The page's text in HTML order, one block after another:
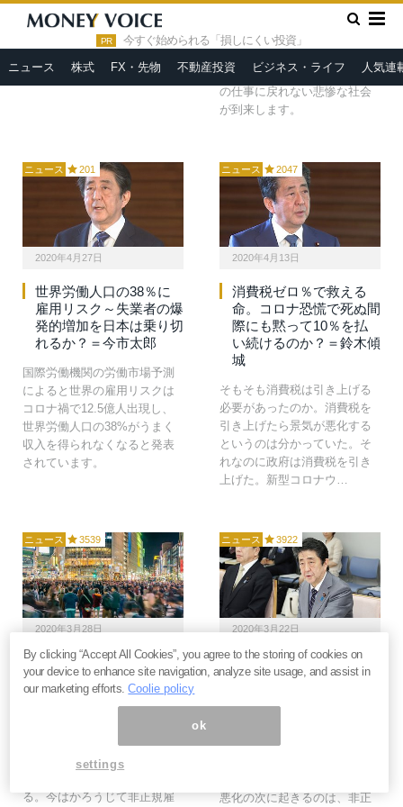
PR 今すぐ始められる「損しにくい投資」
ニュース 株式 FX・先物 不動産投資 ビジネス・ライフ 人気連
HOME » リストラ
であっても、3年後には転職し
てどこの馬の骨とも分からな
ないのが今の時代だ。
このコロナ禍で飲食・物販な
ど様々なサービス業の約半数
ば、実に労働者の3割以上が元
の仕事に戻れない悲惨な社会
が到来します。
ニュース 201
2020年4月27日
世界労働人口の38％に
雇用リスク～失業者の爆
発的増加を日本は乗り切
れるか？＝今市太郎
国際労働機関の労働市場予測
によると世界の雇用リスクは
コロナ禍で12.5億人出現し、
世界労働人口の38%がうまく
収入を得られなくなると発表
されています。
ニュース 2047
2020年4月13日
消費税ゼロ％で救える
命。コロナ恐慌で死ぬ間
際にも黙って10％を払
い続けるのか？＝鈴木傾
城
そもそも消費税は引き上げる
必要があったのか。消費税を
引き上げたら景気が悪化する
というのは分かっていた。そ
れなのに政府は消費税を引き
上げた。新型コロナウ…
ニュース 3539
2020年3月28日
コロナ倒産急増の被害者
は若者たち。現在の貧困
からさらに悲惨な「住居
コロナ不況はまだ始まったば
る。今はかろうじて非正規雇
ニュース 3922
2020年3月22日
コロナ不況で日本人の大
半が貧困層へ。生活をダ
日本の企業は99％は中小企業
悪化の次に起きるのは、非正
By clicking “Accept All Cookies”, you agree to the storing of cookies on
your device to enhance site navigation, analyze site usage, and assist in
our marketing efforts.Coolie policy
ok
settings